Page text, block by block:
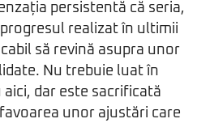
persistentă că seria,
realizat în ultimii
să revină asupra unor
Nu trebuie luat în
aici, dar este sacrificată
unor ajustări care